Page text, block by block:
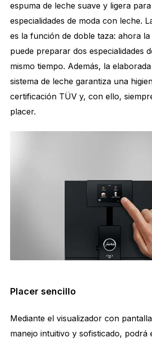
espuma de leche suave y ligera
especialidades de moda con leche.
es la función de doble taza: ahora
puede preparar dos especialidades
mismo tiempo. Además, la
sistema de leche garantiza una
certificación TÜV y, con ello,
placer.
Placer sencillo
Mediante el visualizador con
manejo intuitivo y sofisticado, podrá